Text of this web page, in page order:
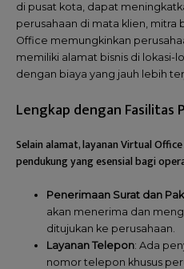
di pusat kota, dapat
perusahaan di mata klien, mitra
Office memungkinkan
memiliki alamat bisnis di lokasi-
dengan biaya yang jauh lebih
Lengkap dengan Fasilitas
Selain alamat, layanan Virtual
pendukung yang esensial bagi
Penerimaan Surat dan
akan menerima dan
ditujukan ke perusahaan.
Layanan Telepon: Ada
nomor telepon khusus